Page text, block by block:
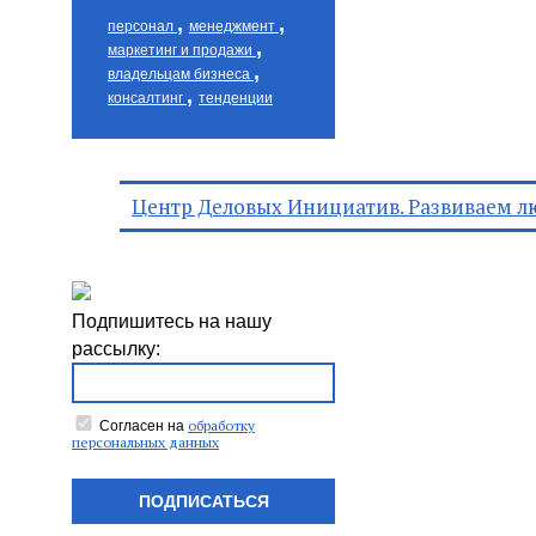
персонал , менеджмент ,
маркетинг и продажи ,
владельцам бизнеса ,
консалтинг , тенденции
Центр Деловых Инициатив. Развиваем
Подпишитесь на нашу
рассылку:
Согласен на обработку
персональных данных
ПОДПИСАТЬСЯ